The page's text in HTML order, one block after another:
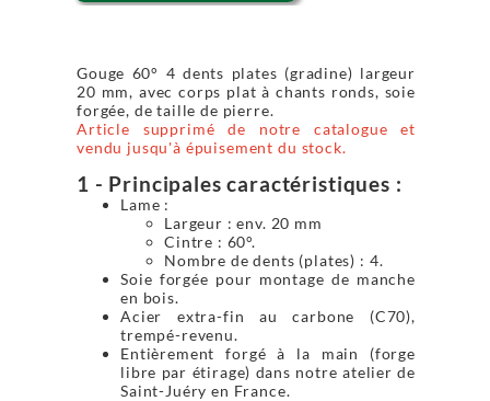
Gouge 60° 4 dents plates (gradine) largeur
20 mm, avec corps plat à chants ronds, soie
forgée, de taille de pierre.
Article supprimé de notre catalogue et
vendu jusqu'à épuisement du stock.
1 - Principales caractéristiques :
Lame :
Largeur : env. 20 mm
Cintre : 60°.
Nombre de dents (plates) : 4.
Soie forgée pour montage de manche
en bois.
Acier extra-fin au carbone (C70),
trempé-revenu.
Entièrement forgé à la main (forge
libre par étirage) dans notre atelier de
Saint-Juéry en France.